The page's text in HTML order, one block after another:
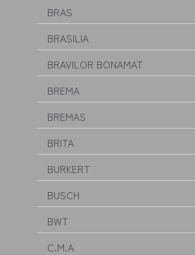
BRAS
BRASILIA
BRAVILOR BONAMAT
BREMA
BREMAS
BRITA
BURKERT
BUSCH
BWT
C.M.A